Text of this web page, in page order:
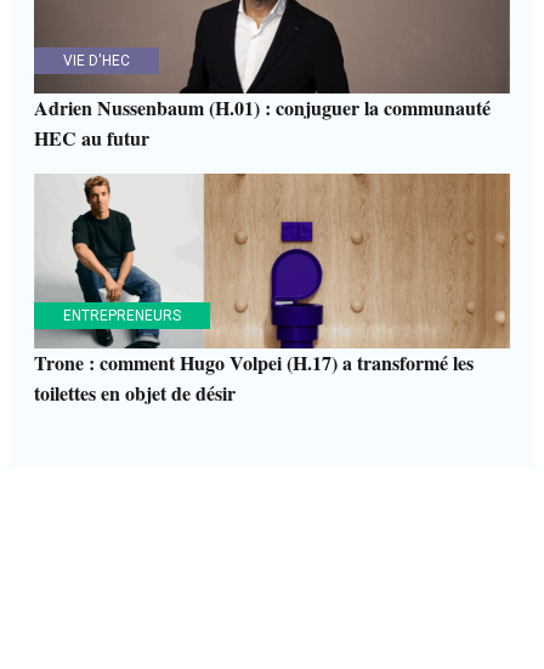
VIE D'HEC
Adrien Nussenbaum (H.01) : conjuguer la communauté
HEC au futur
ENTREPRENEURS
Trone : comment Hugo Volpei (H.17) a transformé les
toilettes en objet de désir